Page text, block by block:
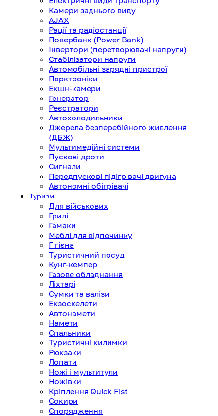
Камери заднього виду
AJAX
Рації та радіостанції
Повербанк (Power Bank)
Інвертори (перетворювачі напруги)
Стабілізатори напруги
Автомобільні зарядні пристрої
Парктроніки
Екшн-камери
Генератор
Реєстратори
Автохолодильники
Джерела безперебійного живлення
(ДБЖ)
Мультимедійні системи
Пускові дроти
Сигнали
Передпускові підігрівачі двигуна
Автономні обігрівачі
Туризм
Для військових
Грилі
Гамаки
Меблі для відпочинку
Гігієна
Туристичний посуд
Кунг-кемпер
Газове обладнання
Ліхтарі
Сумки та валізи
Екзоскелети
Автонамети
Намети
Спальники
Туристичні килимки
Рюкзаки
Лопати
Ножі і мультитули
Ножівки
Кріплення Quick Fist
Сокири
Спорядження